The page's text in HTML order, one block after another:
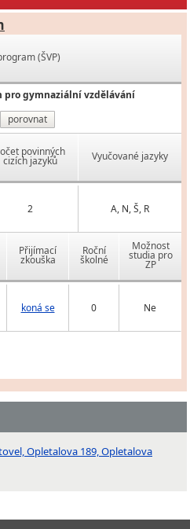
(ŠVP)
pro gymnaziální vzdělávání
porovnat
povinných
cizích jazyků Vyučované jazyky
2 A, N, Š, R
Přijímací
zkouška
Roční
školné
Možnost
studia pro
ZP
koná se 0 Ne
Opletalova 189, Opletalova